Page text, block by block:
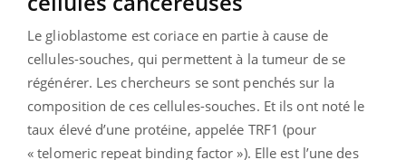
Le glioblastome est coriace en partie à cause de
cellules-souches, qui permettent à la tumeur de se
régénérer. Les chercheurs se sont penchés sur la
composition de ces cellules-souches. Et ils ont noté le
taux élevé d’une protéine, appelée TRF1 (pour
« telomeric repeat binding factor »). Elle est l’une des